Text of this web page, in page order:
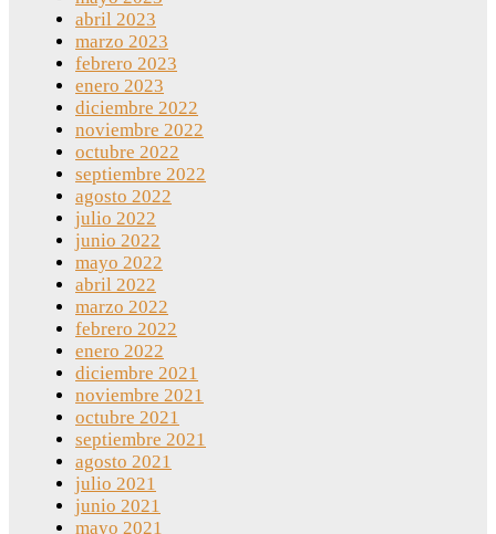
abril 2023
marzo 2023
febrero 2023
enero 2023
diciembre 2022
noviembre 2022
octubre 2022
septiembre 2022
agosto 2022
julio 2022
junio 2022
mayo 2022
abril 2022
marzo 2022
febrero 2022
enero 2022
diciembre 2021
noviembre 2021
octubre 2021
septiembre 2021
agosto 2021
julio 2021
junio 2021
mayo 2021